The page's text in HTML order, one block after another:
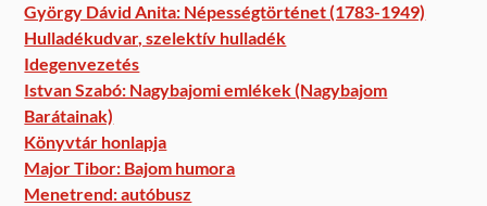
György Dávid Anita: Népességtörténet (1783-1949)
Hulladékudvar, szelektív hulladék
Idegenvezetés
Istvan Szabó: Nagybajomi emlékek (Nagybajom
Barátainak)
Könyvtár honlapja
Major Tibor: Bajom humora
Menetrend: autóbusz